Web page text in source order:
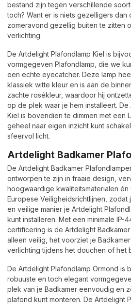
bestand zijn tegen verschillende
toch? Want er is niets gezelligers dan
zomeravond gezellig buiten te zitten
verlichting.
De Artdelight Plafondlamp Kiel is
vormgegeven Plafondlamp, die we
een echte eyecatcher. Deze lamp
klassiek witte kleur en is aan de
zachte rosékleur, waardoor hij
op de plek waar je hem installeert. De
Kiel is bovendien te dimmen met een
geheel naar eigen inzicht kunt
sfeervol licht.
Artdelight Badkamer
De Artdelight Badkamer
ontworpen te zijn in fraaie design,
hoogwaardige kwaliteitsmaterialen
Europese Veiligheidsrichtlijnen,
en veilige manier je Artdelight
kunt installeren. Met een minimale IP-
certificering is de Artdelight
alleen veilig, het voorziet je
verlichting tijdens het douchen of het
De Artdelight Plafondlamp Ormond is
robuuste en toch elegant
plek van je Badkamer eenvoudig en
plafond kunt monteren. De Artdelight